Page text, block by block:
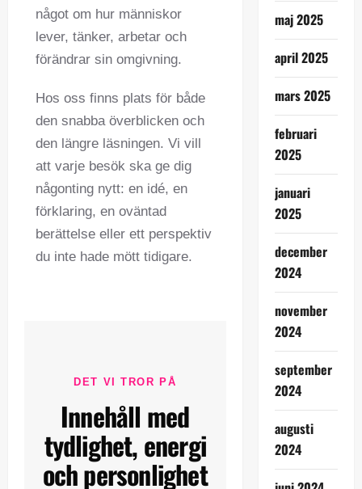
något om hur människor
lever, tänker, arbetar och
förändrar sin omgivning.
Hos oss finns plats för både
den snabba överblicken och
den längre läsningen. Vi vill
att varje besök ska ge dig
någonting nytt: en idé, en
förklaring, en oväntad
berättelse eller ett perspektiv
du inte hade mött tidigare.
DET VI TROR PÅ
Innehåll med
tydlighet, energi
och personlighet
maj 2025
april 2025
mars 2025
februari
2025
januari
2025
december
2024
november
2024
september
2024
augusti
2024